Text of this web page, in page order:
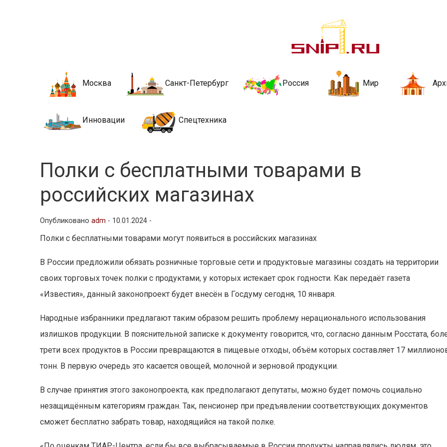
Новости строительства и
стройкой рубрики
Москва Санкт-Петербург Россия Мир
Инновации Спецтехника
Полки с бесплатными товарами в
российских магазинах
Опубликованоadm - 10.01.2024 -
Полки с бесплатными товарами могут появиться в российских магазинах
В России предложили обязать розничные торговые сети и продуктовые магазины создать на территории
своих торговых точек полки с продуктами, у которых истекает срок годности. Как передаёт газета
«Известия», данный законопроект будет внесён в Госдуму сегодня, 10 января.
Народные избранники предлагают таким образом решить проблему нерационального использования
излишков продукции. В пояснительной записке к документу говорится, что, согласно данным Росстата,
трети всех продуктов в России превращаются в пищевые отходы, объём которых составляет 17
тонн. В первую очередь это касается овощей, молочной и зерновой продукции.
В случае принятия этого законопроекта, как предполагают депутаты, можно будет помочь социально
незащищённым категориям граждан. Так, пенсионер при предъявлении соответствующих документов
сможет бесплатно забрать товар, находящийся на такой полке.